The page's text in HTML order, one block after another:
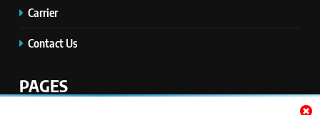
Carrier
Contact Us
PAGES